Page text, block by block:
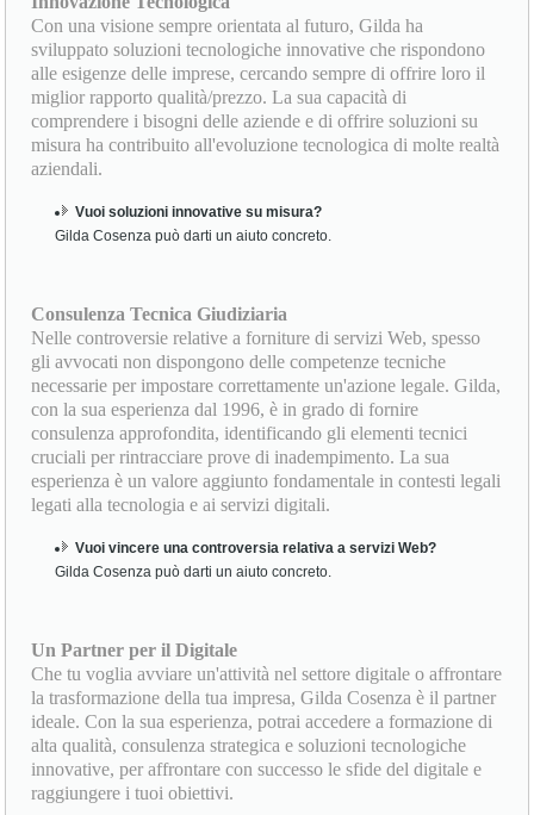
Con una visione sempre orientata al futuro, Gilda ha
sviluppato soluzioni tecnologiche innovative che rispondono
alle esigenze delle imprese, cercando sempre di offrire loro il
miglior rapporto qualità/prezzo. La sua capacità di
comprendere i bisogni delle aziende e di offrire soluzioni su
misura ha contribuito all'evoluzione tecnologica di molte realtà
aziendali.
Vuoi soluzioni innovative su misura?
Gilda Cosenza può darti un aiuto concreto.
Consulenza Tecnica Giudiziaria
Nelle controversie relative a forniture di servizi Web, spesso
gli avvocati non dispongono delle competenze tecniche
necessarie per impostare correttamente un'azione legale. Gilda,
con la sua esperienza dal 1996, è in grado di fornire
consulenza approfondita, identificando gli elementi tecnici
cruciali per rintracciare prove di inadempimento. La sua
esperienza è un valore aggiunto fondamentale in contesti legali
legati alla tecnologia e ai servizi digitali.
Vuoi vincere una controversia relativa a servizi Web?
Gilda Cosenza può darti un aiuto concreto.
Un Partner per il Digitale
Che tu voglia avviare un'attività nel settore digitale o affrontare
la trasformazione della tua impresa, Gilda Cosenza è il partner
ideale. Con la sua esperienza, potrai accedere a formazione di
alta qualità, consulenza strategica e soluzioni tecnologiche
innovative, per affrontare con successo le sfide del digitale e
raggiungere i tuoi obiettivi.